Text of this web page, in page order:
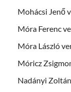
Mohácsi Jenő
Móra Ferenc
Móra László
Móricz
Nadányi